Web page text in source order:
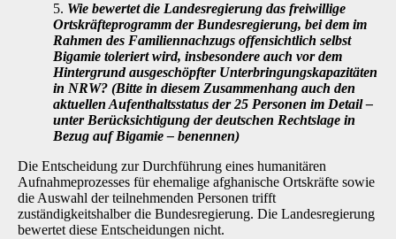
5. Wie bewertet die Landesregierung das freiwillige
Ortskräfteprogramm der Bundes­regierung, bei dem im
Rahmen des Familiennachzugs offensichtlich selbst
Biga­mie toleriert wird, insbesondere auch vor dem
Hintergrund ausgeschöpfter Unter­bringungskapazitäten
in NRW? (Bitte in diesem Zusammenhang auch den
aktuel­len Aufenthaltsstatus der 25 Personen im Detail–
unter Berücksichtigung der deutschen Rechtslage in
Bezug auf Bigamie– benennen)
Die Entscheidung zur Durchführung eines humanitären
Aufnahmeprozesses für ehemalige af­ghanische Ortskräfte sowie
die Auswahl der teilnehmenden Personen trifft
zuständigkeitshal­ber die Bundesregierung. Die Landesregierung
bewertet diese Entscheidungen nicht.